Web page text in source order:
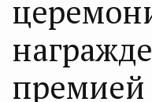
премией